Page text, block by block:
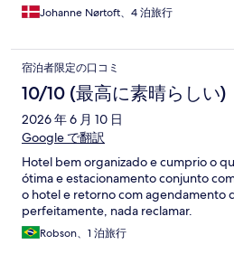
Johanne Nørtoft、4 泊旅行
宿泊者限定の口コミ
10/10 (最高に素晴らしい)
2026 年 6 月 10 日
Google で翻訳
Hotel bem organizado e cumprio o
ótima e estacionamento conjunto
o hotel e retorno com agendamento
perfeitamente, nada reclamar.
Robson、1 泊旅行